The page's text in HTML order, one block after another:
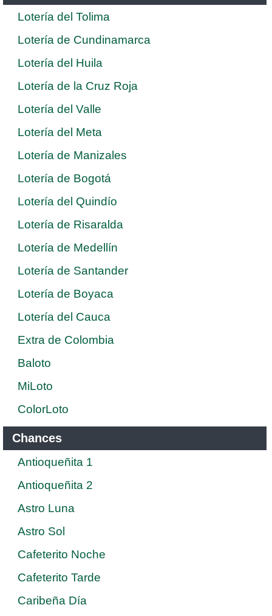
Lotería del Tolima
Lotería de Cundinamarca
Lotería del Huila
Lotería de la Cruz Roja
Lotería del Valle
Lotería del Meta
Lotería de Manizales
Lotería de Bogotá
Lotería del Quindío
Lotería de Risaralda
Lotería de Medellín
Lotería de Santander
Lotería de Boyaca
Lotería del Cauca
Extra de Colombia
Baloto
MiLoto
ColorLoto
Chances
Antioqueñita 1
Antioqueñita 2
Astro Luna
Astro Sol
Cafeterito Noche
Cafeterito Tarde
Caribeña Día